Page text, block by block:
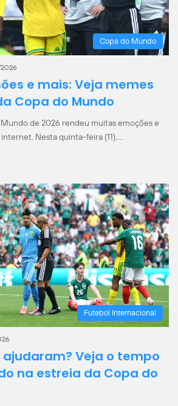
Copa do Mundo
e mais: Veja memes
Copa do Mundo
de 2026 rendeu muitas emoções e
Nesta quinta-feira (11),…
Futebol Internacional
ajudaram? Veja o tempo
na estreia da Copa do